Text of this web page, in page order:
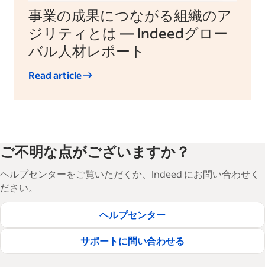
事業の成果につながる組織のア
ジリティとは — Indeedグロー
バル人材レポート
Read article
ご不明な点がございますか？
ヘルプセンターをご覧いただくか、Indeed にお問い合わせく
ださい。
ヘルプセンター
サポートに問い合わせる